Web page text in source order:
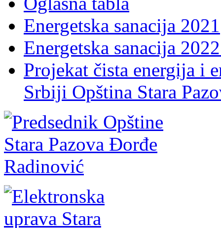
Energetska sanacija 2021
Energetska sanacija
Projekat čista energija i
Srbiji Opština Stara